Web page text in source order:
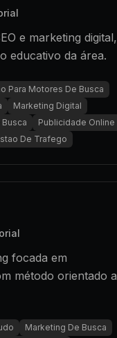
e marketing digital,
educativo da área.
Para Motores De Busca
Marketing Digital
Publicidade Online
De Trafego
focada em
método orientado a
Marketing De Busca